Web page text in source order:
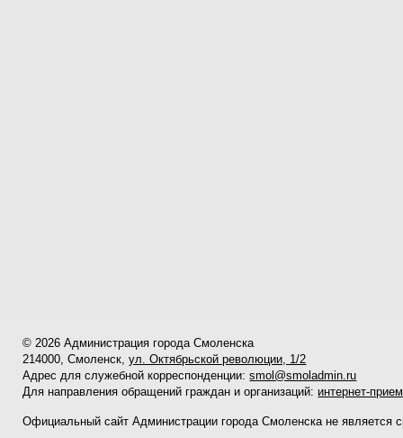
© 2026 Администрация города Смоленска
214000, Смоленск,ул. Октябрьской революции, 1/2
Адрес для служебной корреспонденции:smol@smoladmin.ru
Для направления обращений граждан и организаций: интернет-
Официальный сайт Администрации города Смоленска не является